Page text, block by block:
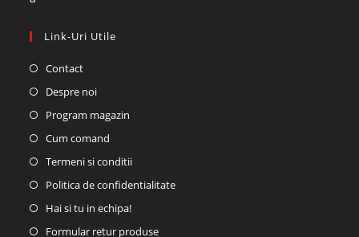
Link-Uri Utile
Contact
Despre noi
Program magazin
Cum comand
Termeni si conditii
Politica de confidentialitate
Hai si tu in echipa!
Formular retur produse